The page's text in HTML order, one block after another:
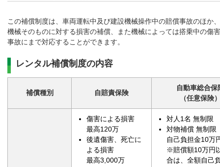
この補償制度は、車両運転中及び建設機械操作中の賠償事故のほか、
機械そのものに対する損害の補償、また機械によっては搭乗中の傷害
事故にまで対応することができます。
レンタル補償制度の内容
補償種別 自賠責保険
自動車総合保
（任意保険
傷害による損害
最高120万
後遺傷害、死亡に
よる損害
最高3,000万
対人1名 無制限
対物補償 無制限
自己負担金10万
※賠償額10万円
合は、全額自己